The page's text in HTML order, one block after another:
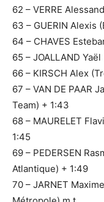
62 – VERRE
63 – GUERIN Alexis
64 – CHAVES
65 – JOALLAND
66 – KIRSCH Alex
67 – VAN DE PAAR
Team) + 1:43
68 – MAURELET
1:45
69 – PEDERSEN
Atlantique) + 1:49
70 – JARNET